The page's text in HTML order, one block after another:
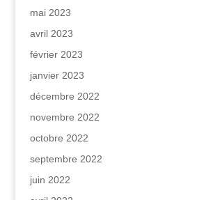
mai 2023
avril 2023
février 2023
janvier 2023
décembre 2022
novembre 2022
octobre 2022
septembre 2022
juin 2022